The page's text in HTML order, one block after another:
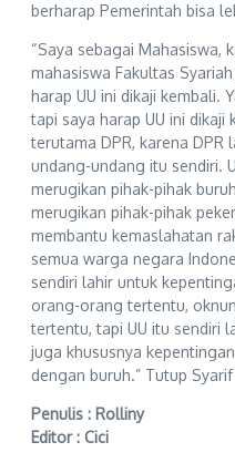
berharap Pemerintah bisa
“Saya sebagai Mahasiswa,
mahasiswa Fakultas
harap UU ini dikaji kembali.
tapi saya harap UU ini
terutama DPR, karena DPR
undang-undang itu sendiri.
merugikan pihak-pihak
merugikan pihak-pihak
membantu kemaslahatan
semua warga negara
sendiri lahir untuk
orang-orang tertentu,
tertentu, tapi UU itu sendiri
juga khususnya
dengan buruh.” Tutup Syarif
Penulis : Rolliny
Editor : Cici